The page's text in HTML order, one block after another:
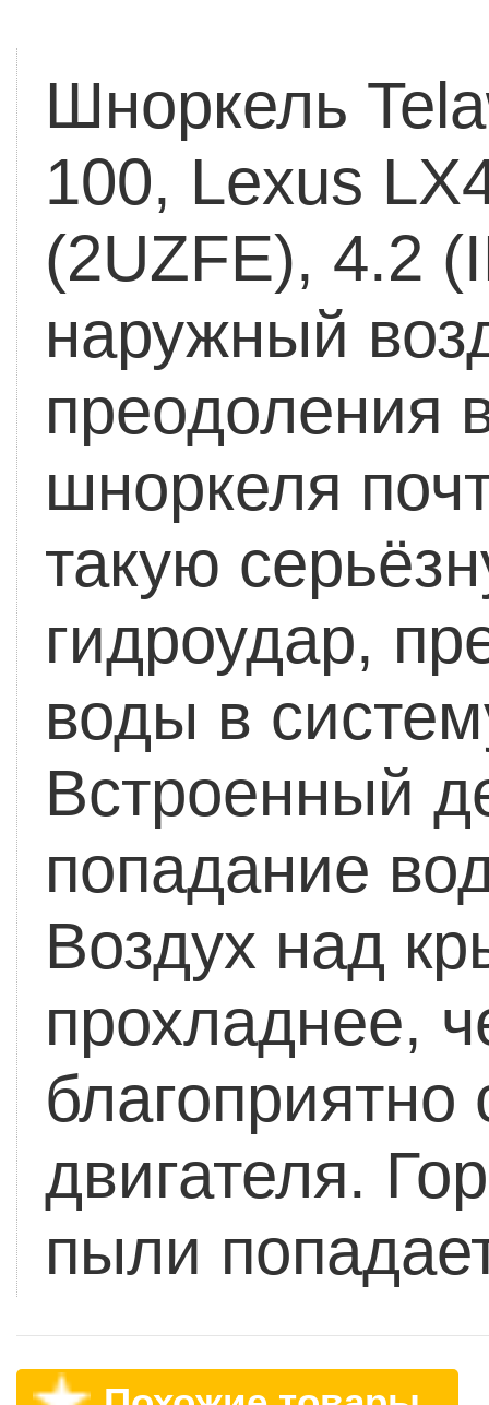
Шноркель
100, Lexus
(2UZFE), 4.2
наружный
преодоления
шноркеля
такую
гидроудар,
воды в
Встроенный
попадание
Воздух над
прохладнее,
благоприятно
двигателя.
пыли